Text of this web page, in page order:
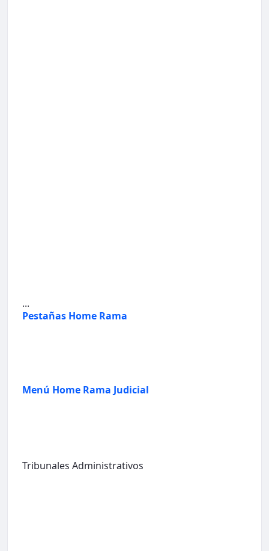
...
Pestañas Home Rama
Menú Home Rama Judicial
Tribunales Administrativos